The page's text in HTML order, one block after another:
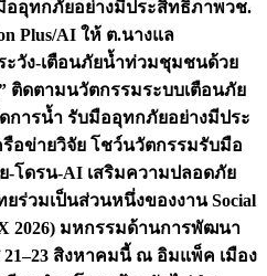
อุทกภัยอย่างมีประสิทธิภาพวช.
Plus/AI ให้ ต.นางแล
ะวัง-เตือนภัยน้ำท่วมชุมชนด้วย
ติดตามนวัตกรรมระบบเตือนภัย
การน้ำ รับมืออุทกภัยอย่างมีประ
รือข่ายวิจัย โชว์นวัตกรรมรับมือ
-โดรน-AI เสริมความปลอดภัย
ร่วมเป็นส่วนหนึ่งของงาน Social
2026) มหกรรมด้านการพัฒนา
สิงหาคมนี้ ณ อิมแพ็ค เมือง